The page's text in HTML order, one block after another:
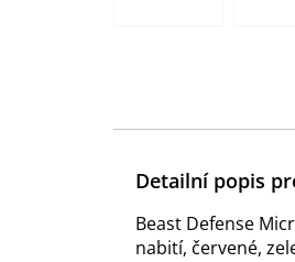
Detailní popis
Beast Defense
nabití, červené,